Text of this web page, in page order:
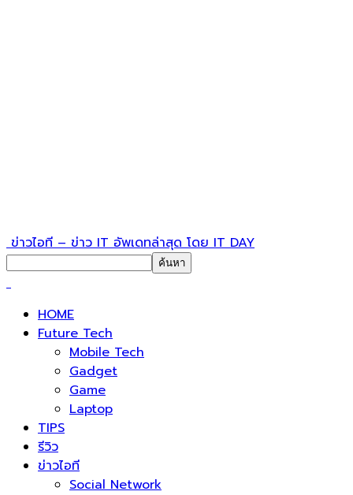
ข่าวไอที – ข่าว IT อัพเดทล่าสุด โดย IT DAY
HOME
Future Tech
Mobile Tech
Gadget
Game
Laptop
TIPS
รีวิว
ข่าวไอที
Social Network